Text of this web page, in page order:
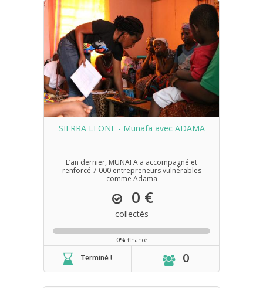
SIERRA LEONE - Munafa avec ADAMA
L’an dernier, MUNAFA a accompagné et
renforcé 7 000 entrepreneurs vulnérables
comme Adama
0 €
collectés
0% financé
Terminé ! 0